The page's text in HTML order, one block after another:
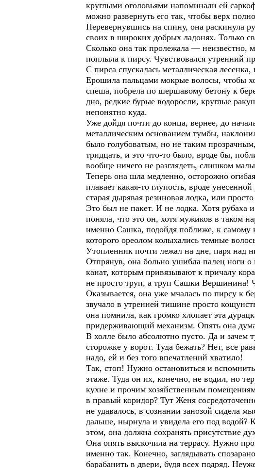
круглыми оголовьями напоминали ей
можно развернуть его так, чтобы верх
Перевернувшись на спину, она раскинула
своих в широких добрых ладонях. Только
Сколько она так пролежала — неизвестно,
поплыла к пирсу. Чувствовался утренний
С пирса спускалась металлическая
Ерошила пальцами мокрые волосы, чтобы
спеша, побрела по шершавому бетону к
дно, редкие бурые водоросли, круглые
непонятно куда.
Уже дойдя почти до конца, вернее, до
металлическим основанием тумбы,
было голубоватым, но не таким
тридцать, и это что-то было, вроде бы,
вообще ничего не разглядеть, слишком
Теперь она шла медленно, осторожно
плавает какая-то глупость, вроде
старая дырявая резиновая лодка, или
Это был не пакет. И не лодка. Хотя
поняла, что это он, хотя мужиков в таком
именно Сашка, подойдя поближе, к самому
которого ореолом колыхались темные
Утопленник почти лежал на дне, паря над
Отпрянув, она больно ушибла палец ноги
канат, которым привязывают к причалу
не просто труп, а труп Сашки Вершинина!
Оказывается, она уже мчалась по пирсу к
звучало в утренней тишине просто
она помнила, как громко хлопает эта
придерживающий механизм. Опять она
В холле было абсолютно пусто. Да и зачем
сторожке у ворот. Туда бежать? Нет, все
надо, ей и без того впечатлений хватило!
Так, стоп! Нужно остановиться и
этаже. Туда он их, конечно, не водил, но
кухне и прочим хозяйственным
в правый коридор? Тут Женя
не удавалось, в сознании занозой сидела
дальше, нырнула и увидела его под
этом, она должна сохранять присутствие
Она опять выскочила на террасу. Нужно
именно так. Конечно, заглядывать
барабанить в двери, будя всех подряд.